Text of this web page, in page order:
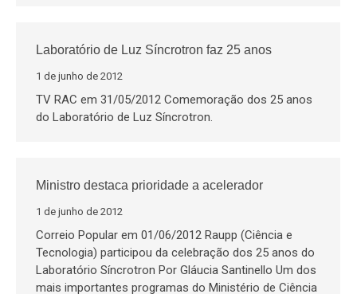
Laboratório de Luz Síncrotron faz 25 anos
1 de junho de 2012
TV RAC em 31/05/2012 Comemoração dos 25 anos
do Laboratório de Luz Síncrotron.
Ministro destaca prioridade a acelerador
1 de junho de 2012
Correio Popular em 01/06/2012 Raupp (Ciência e
Tecnologia) participou da celebração dos 25 anos do
Laboratório Síncrotron Por Gláucia Santinello Um dos
mais importantes programas do Ministério de Ciência